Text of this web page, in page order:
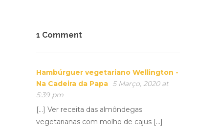
1 Comment
Hambúrguer vegetariano Wellington -
Na Cadeira da Papa 5 Março, 2020 at
5:39 pm
[…] Ver receita das almôndegas
vegetarianas com molho de cajus […]